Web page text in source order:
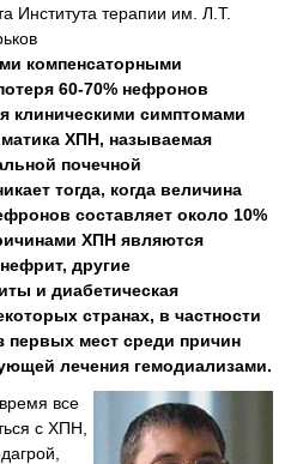
Института терапии им. Л.Т.
компенсаторными
60-70% нефронов
клиническими симптомами
ХПН, называемая
почечной
тогда, когда величина
составляет около 10%
ХПН являются
другие
и диабетическая
странах, в частности
мест среди причин
лечения гемодиализами.
все
с ХПН,